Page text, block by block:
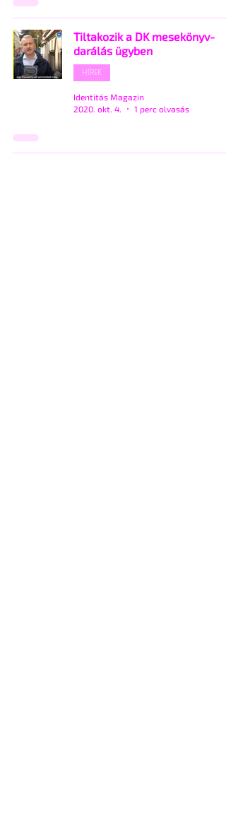
Tiltakozik a DK mesekönyv-
darálás ügyben
HÍREK
Identitás Magazin
2020. okt. 4.
1 perc olvasás